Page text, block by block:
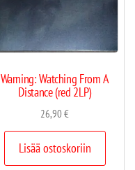
Warning: Watching From A
Distance (red 2LP)
26,90€
Lisää ostoskoriin